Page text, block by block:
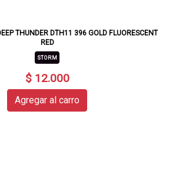
THUNDER DTH11 396 GOLD FLUORESCENT
RED
STORM
$ 12.000
Agregar al carro